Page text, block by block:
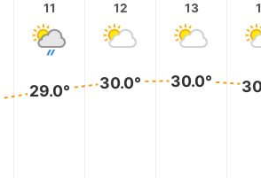
11
29.0°
12
30.0°
13
30.0°